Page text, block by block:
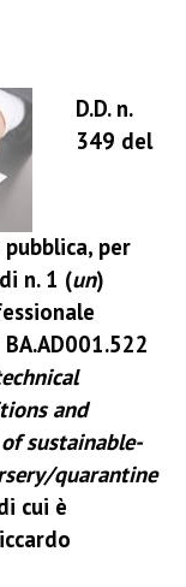
D.D. n.
349 del
per
n. 1 (un)
and
sustainable-
quarantine
cui è